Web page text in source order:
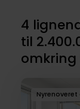
4
til
omkring